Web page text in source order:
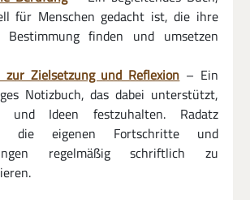
für Menschen gedacht ist, die ihre
Bestimmung finden und umsetzen
zur Zielsetzung und Reflexion – Ein
Notizbuch, das dabei unterstützt,
und Ideen festzuhalten. Radatz
die eigenen Fortschritte und
regelmäßig schriftlich zu